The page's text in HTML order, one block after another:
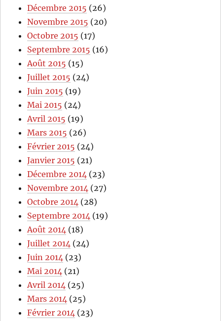
Décembre 2015 (26)
Novembre 2015 (20)
Octobre 2015 (17)
Septembre 2015 (16)
Août 2015 (15)
Juillet 2015 (24)
Juin 2015 (19)
Mai 2015 (24)
Avril 2015 (19)
Mars 2015 (26)
Février 2015 (24)
Janvier 2015 (21)
Décembre 2014 (23)
Novembre 2014 (27)
Octobre 2014 (28)
Septembre 2014 (19)
Août 2014 (18)
Juillet 2014 (24)
Juin 2014 (23)
Mai 2014 (21)
Avril 2014 (25)
Mars 2014 (25)
Février 2014 (23)